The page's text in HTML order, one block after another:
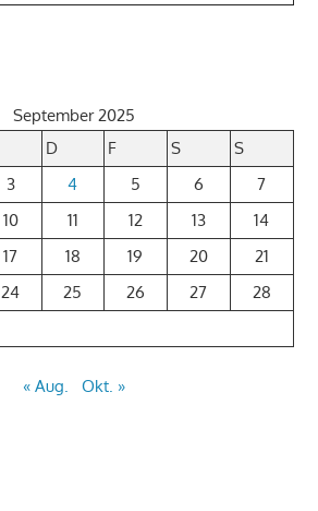
September 2025
D F S
S
3 4 5 6
7
10 11 12 13
14
17 18 19 20
21
24 25 26 27
28
« Aug. Okt. »